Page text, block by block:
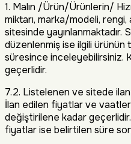
1. Malın /Ürün/Ürünlerin/
miktarı, marka/modeli,
sitesinde yayınlanmaktadır.
düzenlenmiş ise ilgili
süresince inceleyebilirsiniz.
geçerlidir.
7.2. Listelenen ve sitede
İlan edilen fiyatlar ve
değiştirilene kadar
fiyatlar ise belirtilen süre